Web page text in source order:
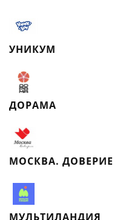
УНИКУМ
ДОРАМА
МОСКВА. ДОВЕРИЕ
МУЛЬТИЛАНДИЯ